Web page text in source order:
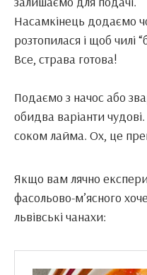
Насамкінець додаємо
розтопилася і щоб чилі
Все, страва готова!
Подаємо з начос або
обидва варіанти
соком лайма. Ох, це
Якщо вам лячно
фасольово-м’ясного
львівські чанахи: